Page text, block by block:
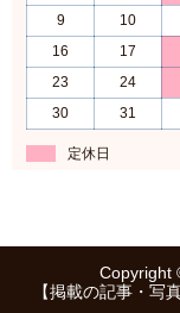
9
10
16
17
23
24
30
31
定休日
Copyright
【掲載の記事・写